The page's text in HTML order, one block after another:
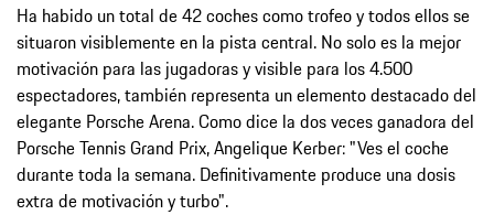
Ha habido un total de 42 coches como trofeo y todos ellos se
situaron visiblemente en la pista central. No solo es la mejor
motivación para las jugadoras y visible para los 4.500
espectadores, también representa un elemento destacado del
elegante Porsche Arena. Como dice la dos veces ganadora del
Porsche Tennis Grand Prix, Angelique Kerber: "Ves el coche
durante toda la semana. Definitivamente produce una dosis
extra de motivación y turbo".